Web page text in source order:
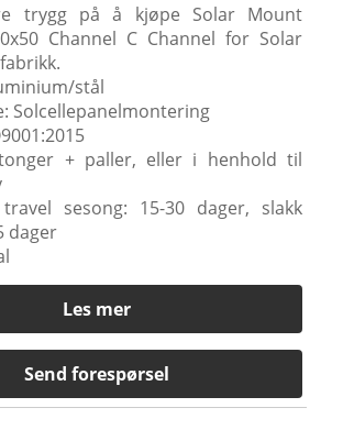
trygg på å kjøpe Solar Mount
Channel C Channel for Solar
stål
Solcellepanelmontering
+ paller, eller i henhold til
sesong: 15-30 dager, slakk
dager
Les mer
Send forespørsel